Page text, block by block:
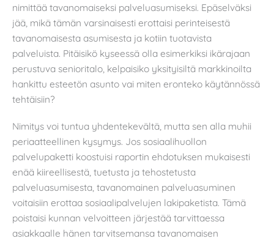
nimittää tavanomaiseksi palveluasumiseksi. Epäselväksi
jää, mikä tämän varsinaisesti erottaisi perinteisestä
tavanomaisesta asumisesta ja kotiin tuotavista
palveluista. Pitäisikö kyseessä olla esimerkiksi ikärajaan
perustuva senioritalo, kelpaisiko yksityisiltä markkinoilta
hankittu esteetön asunto vai miten eronteko käytännössä
tehtäisiin?
Nimitys voi tuntua yhdentekevältä, mutta sen alla muhii
periaatteellinen kysymys. Jos sosiaalihuollon
palvelupaketti koostuisi raportin ehdotuksen mukaisesti
enää kiireellisestä, tuetusta ja tehostetusta
palveluasumisesta, tavanomainen palveluasuminen
voitaisiin erottaa sosiaalipalvelujen lakipaketista. Tämä
poistaisi kunnan velvoitteen järjestää tarvittaessa
asiakkaalle hänen tarvitsemansa tavanomaisen